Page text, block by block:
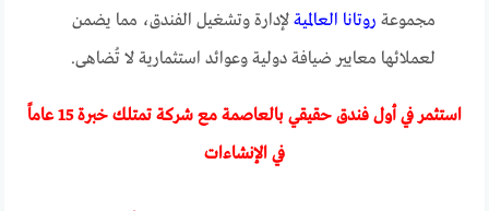
مجموعة روتانا العالمية لإدارة وتشغيل الفندق، مما يضمن
لعملائها معايير ضيافة دولية وعوائد استثمارية لا تُضاهى.
استثمر في أول فندق حقيقي بالعاصمة مع شركة تمتلك خبرة 15 عاماً
في الإنشاءات